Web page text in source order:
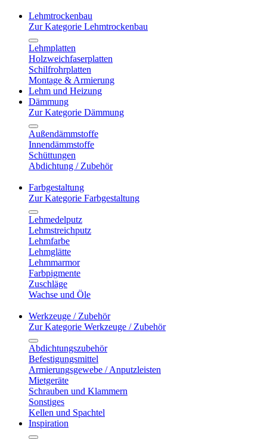
Lehmtrockenbau
Zur Kategorie Lehmtrockenbau
Lehmplatten
Holzweichfaserplatten
Schilfrohrplatten
Montage & Armierung
Lehm und Heizung
Dämmung
Zur Kategorie Dämmung
Außendämmstoffe
Innendämmstoffe
Schüttungen
Abdichtung / Zubehör
Farbgestaltung
Zur Kategorie Farbgestaltung
Lehmedelputz
Lehmstreichputz
Lehmfarbe
Lehmglätte
Lehmmarmor
Farbpigmente
Zuschläge
Wachse und Öle
Werkzeuge / Zubehör
Zur Kategorie Werkzeuge / Zubehör
Abdichtungszubehör
Befestigungsmittel
Armierungsgewebe / Anputzleisten
Mietgeräte
Schrauben und Klammern
Sonstiges
Kellen und Spachtel
Inspiration